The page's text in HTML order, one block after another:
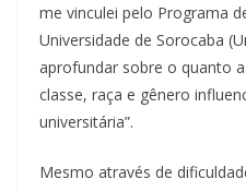
me vinculei pelo Programa
Universidade de Sorocaba
aprofundar sobre o quanto
classe, raça e gênero
universitária”.
Mesmo através de